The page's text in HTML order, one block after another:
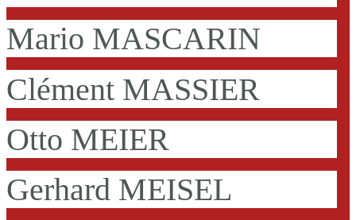
Mario MASCARIN
Clément MASSIER
Otto MEIER
Gerhard MEISEL